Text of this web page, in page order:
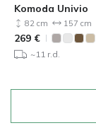
Komoda Univio
82 cm 157 cm
269 €
~11 r.d.